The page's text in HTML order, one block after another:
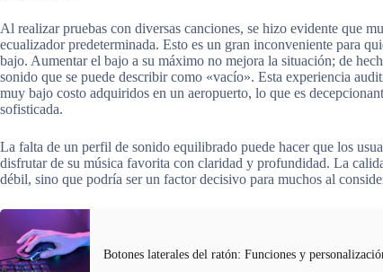
Al realizar pruebas con diversas canciones, se hizo evidente que
ecualizador predeterminada. Esto es un gran inconveniente para
bajo. Aumentar el bajo a su máximo no mejora la situación; de
sonido que se puede describir como «vacío». Esta experiencia
muy bajo costo adquiridos en un aeropuerto, lo que es
sofisticada.
La falta de un perfil de sonido equilibrado puede hacer que los
disfrutar de su música favorita con claridad y profundidad. La
débil, sino que podría ser un factor decisivo para muchos al
Botones laterales del ratón: Funciones y